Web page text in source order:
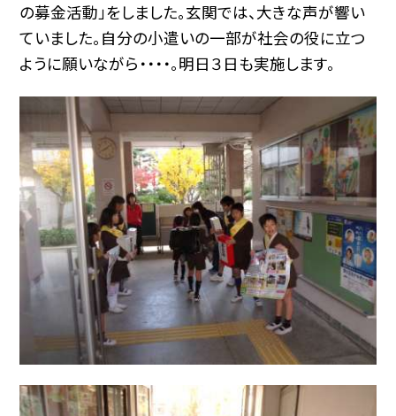
の募金活動」をしました。玄関では、大きな声が響い
ていました。自分の小遣いの一部が社会の役に立つ
ように願いながら・・・・。明日３日も実施します。